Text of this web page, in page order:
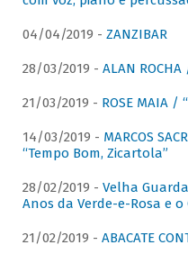
04/04/2019 - ZANZIBAR
28/03/2019 - ALAN
21/03/2019 - ROSE MAIA /
14/03/2019 - MARCOS
“Tempo Bom, Zicartola”
28/02/2019 - Velha
Anos da Verde-e-Rosa e
21/02/2019 - ABACATE